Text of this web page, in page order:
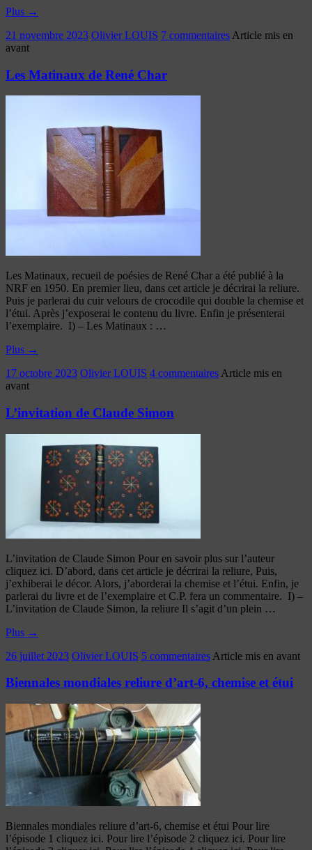
Plus →
21 novembre 2023 Olivier LOUIS 7 commentaires Article mis en
avant
Les Matinaux de René Char
Les Matinaux, recueil de poésies de René Char a été publié à la
NRF en 1950. En premier lieu, dans cet article je décrirai la reliure.
Puis je parlerai du cuir velours de crocodile qui double la chemise et
l’étui. Après j’exposerai le contenu du livre. Enfin je présenterai
l’exemplaire. I) – Les Matinaux : …
Plus →
17 octobre 2023 Olivier LOUIS 4 commentaires Article mis en
avant
L’invitation de Claude Simon
L’invitation de Claude Simon Pour en savoir plus sur l’auteur
cliquez ici. D’abord, dans cet article je décrirai la reliure, Puis,
j’exhiberai le décor. Alors, j’aborderai la chemise et l’étui. Enfin, je
parlerai du livre et de l’exemplaire et C.P. fera un commentaire. I) –
L’invitation de Claude Simon, la reliure Il s’agit d’un plein …
Plus →
26 juillet 2023 Olivier LOUIS 5 commentaires Article mis en avant
Biennales mondiales reliure d’art-6, chemise et étui
Biennales mondiales reliure d’art-6, chemise et étui Pour lire
l’épisode 1 cliquez ici. Pour lire l’épisode 2 cliquez ici. Pour lire